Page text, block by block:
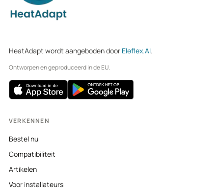
HeatAdapt wordt aangeboden door Eleflex.AI.
Ontworpen en geproduceerd in de EU.
VERKENNEN
Bestel nu
Compatibiliteit
Artikelen
Voor installateurs